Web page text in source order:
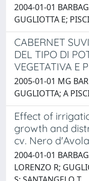
2004-01-01
GUGLIOTTA E;
CABERNET
DEL TIPO DI
VEGETATIVA E
2005-01-01 MG
GUGLIOTTA; A
Effect of
growth and
cv. Nero
2004-01-01
LORENZO R;